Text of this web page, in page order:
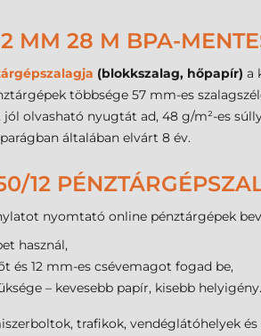
MM 28 M BPA-
(blokkszalag, hőpapír) a
többsége 57 mm-es
olvasható nyugtát ad, 48 g/m²-es
általában elvárt 8 év.
12
nyomtató online pénztárgépek
használ,
és 12 mm-es csévemagot fogad be,
– kevesebb papír, kisebb helyigény.
trafikok, vendéglátóhelyek